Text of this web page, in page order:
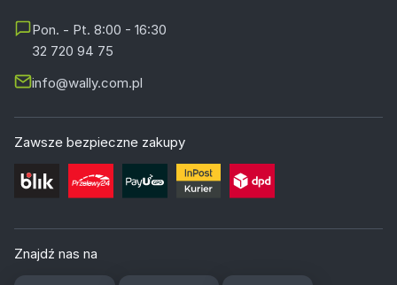
Pon. - Pt. 8:00 - 16:30
32 720 94 75
info@wally.com.pl
Zawsze bezpieczne zakupy
Znajdź nas na